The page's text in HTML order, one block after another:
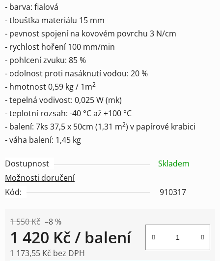
- barva: fialová
- tloušťka materiálu 15 mm
- pevnost spojení na kovovém povrchu 3 N/cm
- rychlost hoření 100 mm/min
- pohlcení zvuku: 85 %
- odolnost proti nasáknutí vodou: 20 %
- hmotnost 0,59 kg / 1m2
- tepelná vodivost: 0,025 W (mk)
- teplotní rozsah: -40 °C až +100 °C
- balení: 7ks 37,5 x 50cm (1,31 m2) v papírové krabici
- váha balení: 1,45 kg
Dostupnost
Skladem
Možnosti doručení
Kód:
910317
1 550 Kč –8 %
1 420 Kč / balení
1 173,55 Kč bez DPH